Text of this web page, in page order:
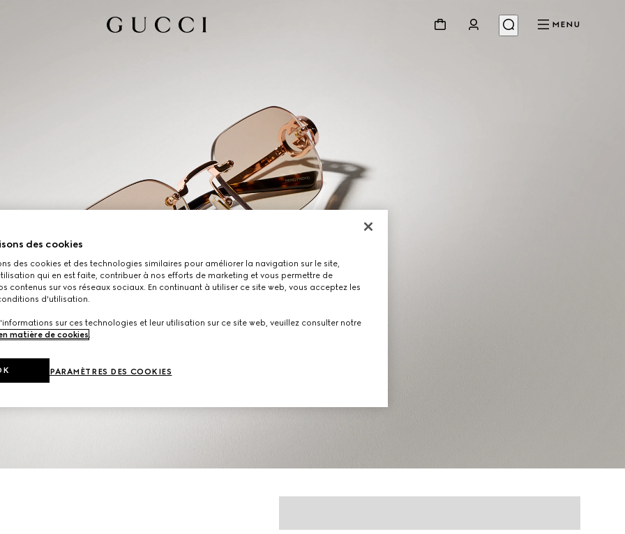
MENU
des cookies
des cookies et des technologies similaires pour améliorer la navigation sur le site,
qui en est faite, contribuer à nos efforts de marketing et vous permettre de
contenus sur vos réseaux sociaux. En continuant à utiliser ce site web, vous acceptez les
d'utilisation.
sur ces technologies et leur utilisation sur ce site web, veuillez consulter notre
matière de cookies.
PARAMÈTRES DES COOKIES